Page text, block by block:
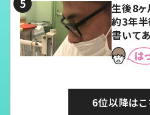
生後8
約3年半
書いて
6位以降はこ